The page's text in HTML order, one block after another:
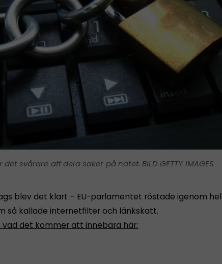
det svårare att dela saker på nätet. BILD GETTY IMAGES
blev det klart – EU-parlamentet röstade igenom
så kallade internetfilter och länkskatt.
vad det kommer att innebära här: